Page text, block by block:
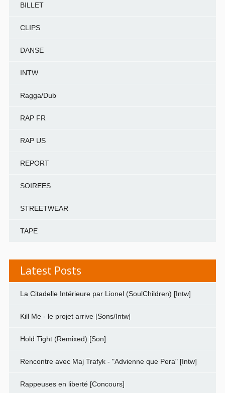
BILLET
CLIPS
DANSE
INTW
Ragga/Dub
RAP FR
RAP US
REPORT
SOIREES
STREETWEAR
TAPE
Latest Posts
La Citadelle Intérieure par Lionel (SoulChildren) [Intw]
Kill Me - le projet arrive [Sons/Intw]
Hold Tight (Remixed) [Son]
Rencontre avec Maj Trafyk - "Advienne que Pera" [Intw]
Rappeuses en liberté [Concours]